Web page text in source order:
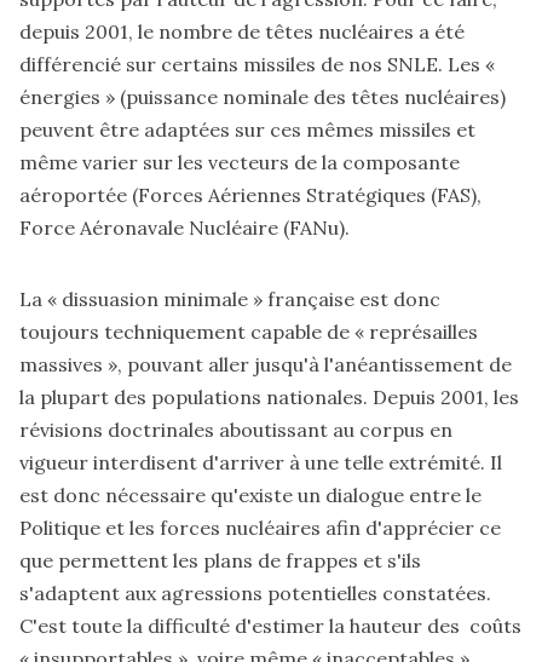
depuis 2001, le nombre de têtes nucléaires a été
différencié sur certains missiles de nos SNLE. Les «
énergies » (puissance nominale des têtes nucléaires)
peuvent être adaptées sur ces mêmes missiles et
même varier sur les vecteurs de la composante
aéroportée (Forces Aériennes Stratégiques (FAS),
Force Aéronavale Nucléaire (FANu).
La « dissuasion minimale » française est donc
toujours techniquement capable de « représailles
massives », pouvant aller jusqu'à l'anéantissement de
la plupart des populations nationales. Depuis 2001, les
révisions doctrinales aboutissant au corpus en
vigueur interdisent d'arriver à une telle extrémité. Il
est donc nécessaire qu'existe un dialogue entre le
Politique et les forces nucléaires afin d'apprécier ce
que permettent les plans de frappes et s'ils
s'adaptent aux agressions potentielles constatées.
C'est toute la difficulté d'estimer la hauteur des coûts